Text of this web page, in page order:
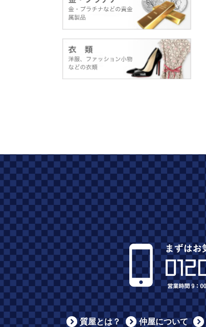
質屋とは？ 仲屋について